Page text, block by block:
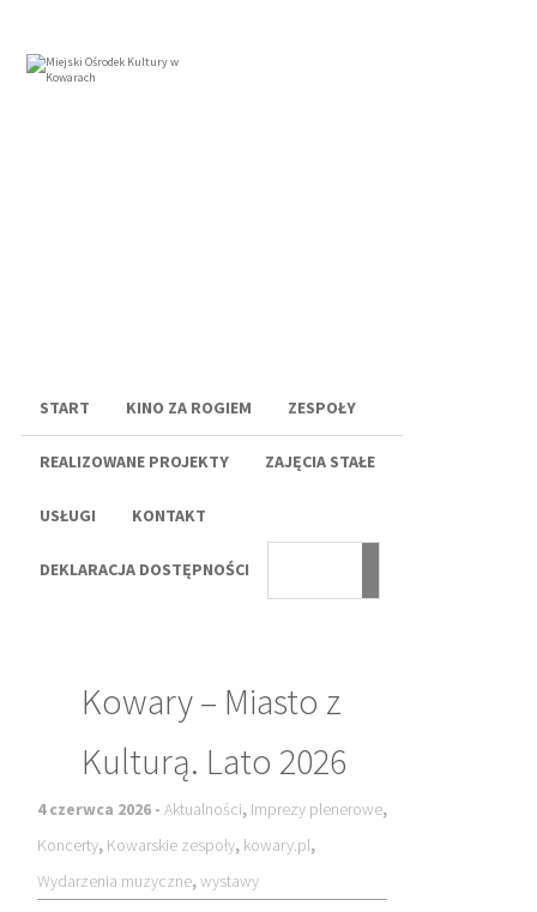
START KINO ZA ROGIEM ZESPOŁY
REALIZOWANE PROJEKTY ZAJĘCIA STAŁE
USŁUGI KONTAKT
DEKLARACJA DOSTĘPNOŚCI
Kowary – Miasto z
Kulturą. Lato 2026
4 czerwca 2026 - Aktualności, Imprezy plenerowe,
Koncerty, Kowarskie zespoły, kowary.pl,
Wydarzenia muzyczne,wystawy